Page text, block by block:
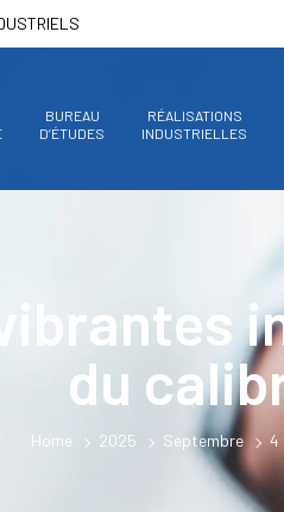
BUREAU
D’ÉTUDES
RÉALISATIONS
INDUSTRIELLES
du
Home 2025 Septembre 4